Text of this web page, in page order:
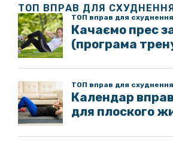
ТОП ВПРАВ ДЛЯ СХУДНЕННЯ